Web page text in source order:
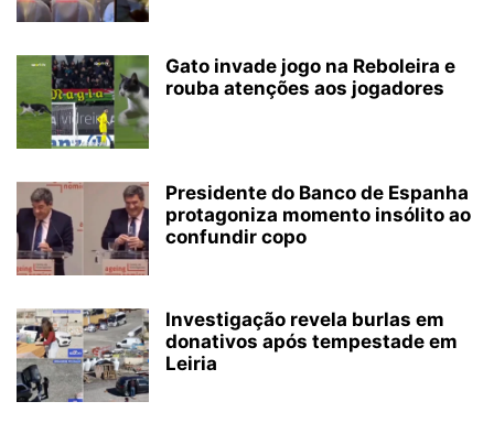
Gato invade jogo na Reboleira e
rouba atenções aos jogadores
Presidente do Banco de Espanha
protagoniza momento insólito ao
confundir copo
Investigação revela burlas em
donativos após tempestade em
Leiria